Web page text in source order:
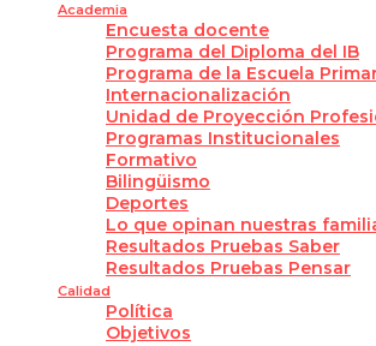
Academia
Encuesta docente
Programa del Diploma del IB
Programa de la Escuela
Internacionalización
Unidad de Proyección
Programas Institucionales
Formativo
Bilingüismo
Deportes
Lo que opinan nuestras
Resultados Pruebas Saber
Resultados Pruebas Pensar
Calidad
Política
Objetivos